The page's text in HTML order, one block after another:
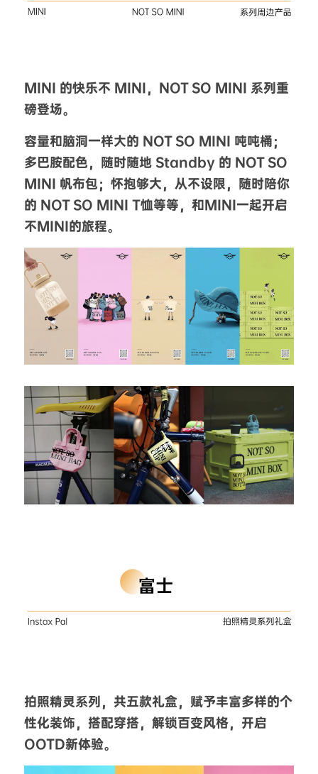
MINI 的快乐不 MINI，NOT SO MINI 系列重
磅登场。
容量和脑洞一样大的 NOT SO MINI 吨吨桶；
多巴胺配色，随时随地 Standby 的 NOT SO
MINI 帆布包；怀抱够大，从不设限，随时陪你
的 NOT SO MINI T恤等等，和MINI一起开启
不MINI的旅程。
拍照精灵系列，共五款礼盒，赋予丰富多样的个
性化装饰，搭配穿搭，解锁百变风格，开启
OOTD新体验。